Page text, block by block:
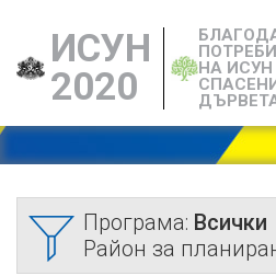
ИСУН
2020
НА ИСУН
Програма: Всички
Район за